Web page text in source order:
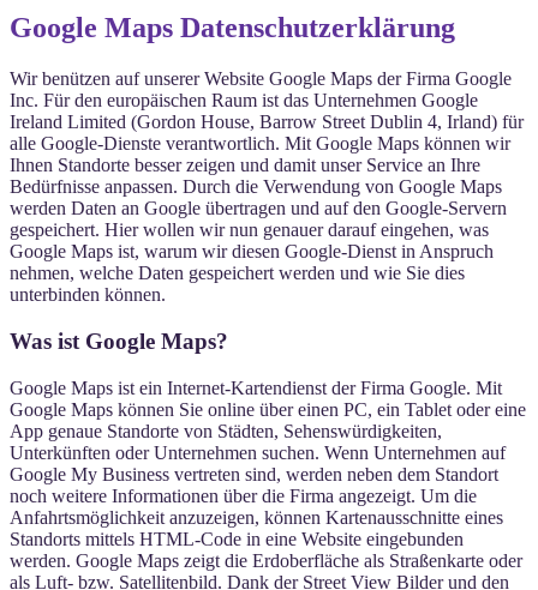
Google Maps Datenschutzerklärung
Wir benützen auf unserer Website Google Maps der Firma Google
Inc. Für den europäischen Raum ist das Unternehmen Google
Ireland Limited (Gordon House, Barrow Street Dublin 4, Irland) für
alle Google-Dienste verantwortlich. Mit Google Maps können wir
Ihnen Standorte besser zeigen und damit unser Service an Ihre
Bedürfnisse anpassen. Durch die Verwendung von Google Maps
werden Daten an Google übertragen und auf den Google-Servern
gespeichert. Hier wollen wir nun genauer darauf eingehen, was
Google Maps ist, warum wir diesen Google-Dienst in Anspruch
nehmen, welche Daten gespeichert werden und wie Sie dies
unterbinden können.
Was ist Google Maps?
Google Maps ist ein Internet-Kartendienst der Firma Google. Mit
Google Maps können Sie online über einen PC, ein Tablet oder eine
App genaue Standorte von Städten, Sehenswürdigkeiten,
Unterkünften oder Unternehmen suchen. Wenn Unternehmen auf
Google My Business vertreten sind, werden neben dem Standort
noch weitere Informationen über die Firma angezeigt. Um die
Anfahrtsmöglichkeit anzuzeigen, können Kartenausschnitte eines
Standorts mittels HTML-Code in eine Website eingebunden
werden. Google Maps zeigt die Erdoberfläche als Straßenkarte oder
als Luft- bzw. Satellitenbild. Dank der Street View Bilder und den